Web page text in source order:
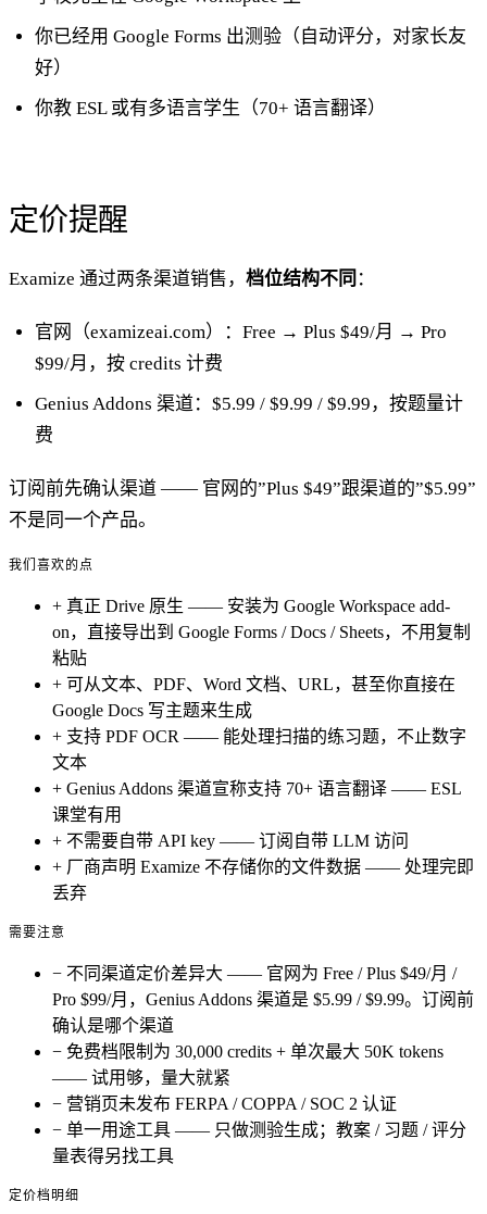
你已经用 Google Forms 出测验（自动评分，对家长友
好）
你教 ESL 或有多语言学生（70+ 语言翻译）
定价提醒
Examize 通过两条渠道销售， 档位结构不同 ：
官网（examizeai.com）：Free → Plus $49/月 → Pro
$99/月，按 credits 计费
Genius Addons 渠道：$5.99 / $9.99 / $9.99，按题量计
费
订阅前先确认渠道 —— 官网的”Plus $49”跟渠道的”$5.99”
不是同一个产品。
我们喜欢的点
+ 真正 Drive 原生 —— 安装为 Google Workspace add-
on，直接导出到 Google Forms / Docs / Sheets，不用复制
粘贴
+ 可从文本、PDF、Word 文档、URL，甚至你直接在
Google Docs 写主题来生成
+ 支持 PDF OCR —— 能处理扫描的练习题，不止数字
文本
+ Genius Addons 渠道宣称支持 70+ 语言翻译 —— ESL
课堂有用
+ 不需要自带 API key —— 订阅自带 LLM 访问
+ 厂商声明 Examize 不存储你的文件数据 —— 处理完即
丢弃
需要注意
− 不同渠道定价差异大 —— 官网为 Free / Plus $49/月 /
Pro $99/月，Genius Addons 渠道是 $5.99 / $9.99。订阅前
确认是哪个渠道
− 免费档限制为 30,000 credits + 单次最大 50K tokens
—— 试用够，量大就紧
− 营销页未发布 FERPA / COPPA / SOC 2 认证
− 单一用途工具 —— 只做测验生成；教案 / 习题 / 评分
量表得另找工具
定价档明细